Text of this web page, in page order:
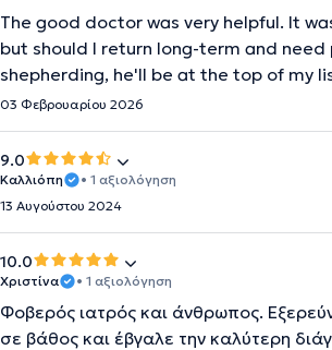
The good doctor was very helpful. It
but should I return long-term and need
shepherding, he'll be at the top of my
03 Φεβρουαρίου 2026
9.0
Καλλιόπη
• 1 αξιολόγηση
13 Αυγούστου 2024
10.0
Χριστίνα • 1 αξιολόγηση
Φοβερός ιατρός και άνθρωπος.
σε βάθος και έβγαλε την καλύτερη